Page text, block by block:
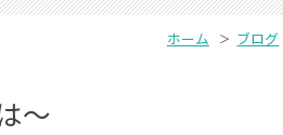
ホーム ブログ
～